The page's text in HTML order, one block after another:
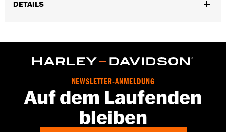
DETAILS
zusätzlicher Anbauteile. Nicht für Road King® Modelle mit
Geschwindigkeitsregelanlage, Modelle mit ABS ’08 und Modelle
mit beheizten Lenkergriffen, hydraulischer Kupplung, am
Scheinwerfergehäuse-Kit oder Seitenwagen.
Installationsanleitung
Harley-Davidson Handlebar Installation
NEWSLETTER-ANMELDUNG
Auf dem Laufenden
bleiben